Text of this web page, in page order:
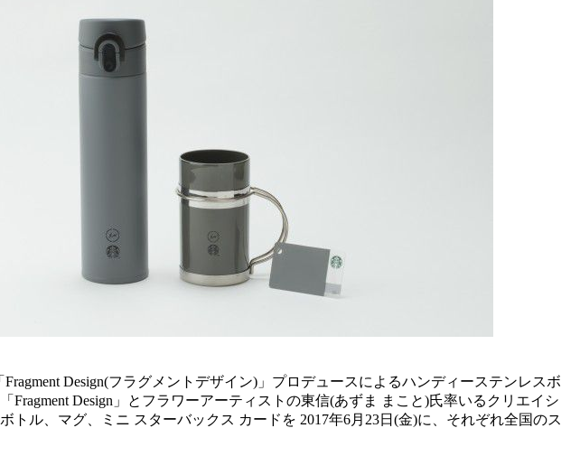
Design(フラグメントデザイン)」プロデュースによるハンディーステンレスボ
Design」とフラワーアーティストの東信(あずま まこと)氏率いるクリエイシ
ル、マグ、ミニ スターバックス カードを 2017年6月23日(金)に、それぞれ全国のス